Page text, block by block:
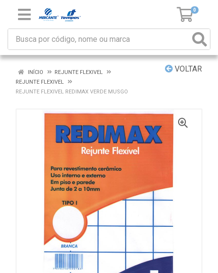
0
VOLTAR
INÍCIO
REJUNTE FLEXIVEL
REJUNTE FLEXIVEL
REJUNTE FLEXIVEL REDIMAX VERDE MUSGO